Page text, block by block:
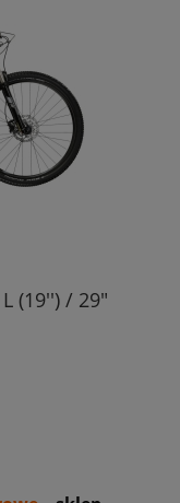
L (19'') / 29"